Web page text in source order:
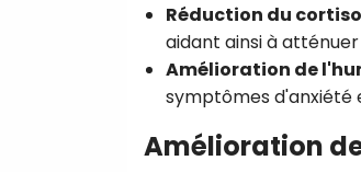
Réduction du
aidant ainsi à
Amélioration de
symptômes d'anxiété
Amélioration